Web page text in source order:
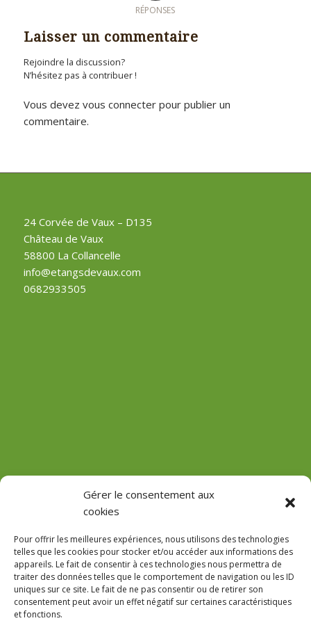
Gérer le consentement aux
cookies
Pour offrir les meilleures expériences, nous utilisons des technologies
telles que les cookies pour stocker et/ou accéder aux informations des
appareils. Le fait de consentir à ces technologies nous permettra de
traiter des données telles que le comportement de navigation ou les ID
uniques sur ce site. Le fait de ne pas consentir ou de retirer son
consentement peut avoir un effet négatif sur certaines caractéristiques
et fonctions.
RÉPONSES
Laisser un commentaire
Rejoindre la discussion?
N’hésitez pas à contribuer !
Vous devez vous connecterpour publier un
commentaire.
24 Corvée de Vaux – D135
Château de Vaux
58800 La Collancelle
info@etangsdevaux.com
0682933505
GPS : 47.184471755485816, 3.618713022912785
Le Domaine
Accès